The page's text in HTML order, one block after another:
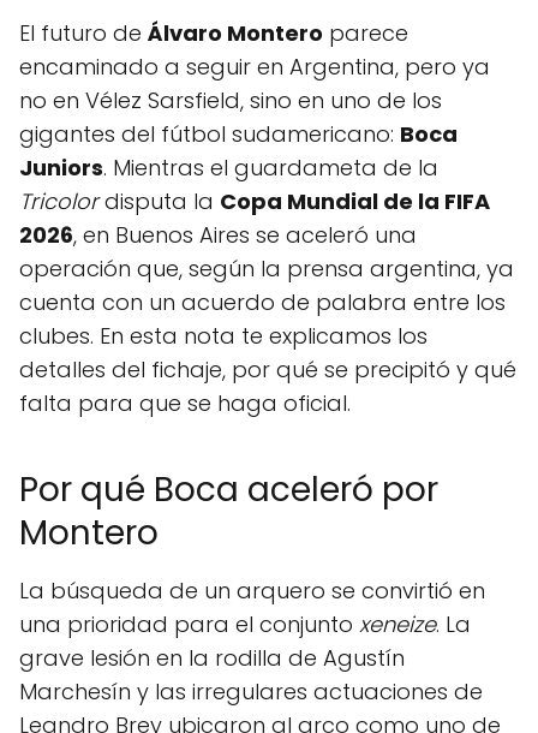
El futuro de Álvaro Montero parece
encaminado a seguir en Argentina, pero ya
no en Vélez Sarsfield, sino en uno de los
gigantes del fútbol sudamericano: Boca
Juniors. Mientras el guardameta de la
Tricolordisputa la Copa Mundial de la FIFA
2026, en Buenos Aires se aceleró una
operación que, según la prensa argentina, ya
cuenta con un acuerdo de palabra entre los
clubes. En esta nota te explicamos los
detalles del fichaje, por qué se precipitó y qué
falta para que se haga oficial.
Por qué Boca aceleró por
Montero
La búsqueda de un arquero se convirtió en
una prioridad para el conjunto xeneize. La
grave lesión en la rodilla de Agustín
Marchesín y las irregulares actuaciones de
Leandro Brey ubicaron al arco como uno de